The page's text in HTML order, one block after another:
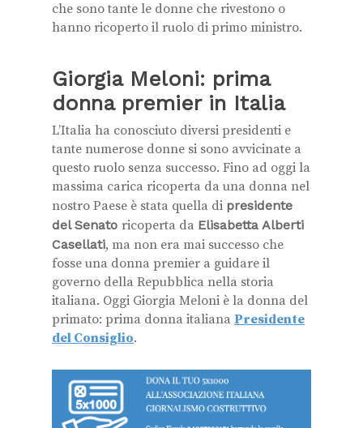
che sono tante le donne che rivestono o
hanno ricoperto il ruolo di primo ministro.
Giorgia Meloni: prima
donna premier in Italia
L’Italia ha conosciuto diversi presidenti e
tante numerose donne si sono avvicinate a
questo ruolo senza successo. Fino ad oggi la
massima carica ricoperta da una donna nel
nostro Paese è stata quella di presidente
del Senato ricoperta da Elisabetta Alberti
Casellati, ma non era mai successo che
fosse una donna premier a guidare il
governo della Repubblica nella storia
italiana. Oggi Giorgia Meloni è la donna del
primato: prima donna italiana Presidente
del Consiglio.